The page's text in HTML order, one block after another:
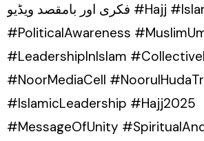
فکری اور بامقصد ویڈیو #Hajj #IslamicUnity
#PoliticalAwareness
#LeadershipInIslam
#NoorMediaCell
#IslamicLeadership #Hajj2025
#MessageOfUnity